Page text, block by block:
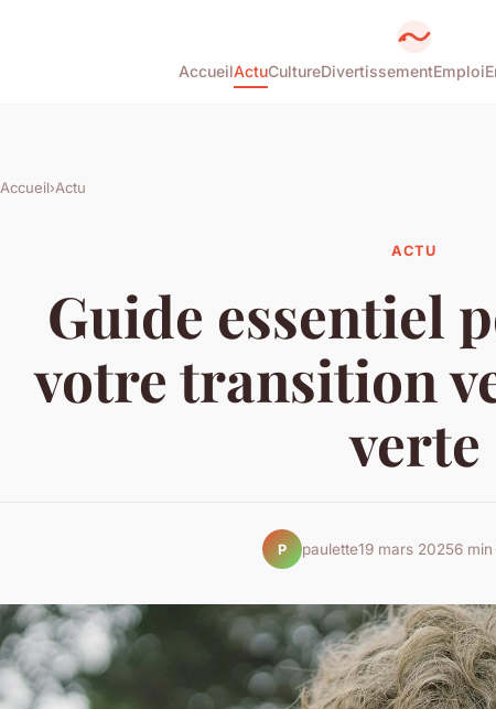
AccueilActuCultureDivertissementEmploi
Accueil›Actu
ACTU
Guide essentiel
votre transition
verte
P paulette19 mars 20256